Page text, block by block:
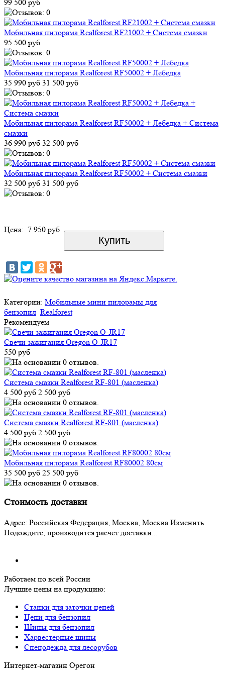
99 500 руб
Мобильная пилорама Realforest RF21002 + Система смазки
95 500 руб
Мобильная пилорама Realforest RF50002 + Лебедка
35 990 руб 31 500 руб
Мобильная пилорама Realforest RF50002 + Лебедка + Система
смазки
36 990 руб 32 500 руб
Мобильная пилорама Realforest RF50002 + Система смазки
32 500 руб 31 500 руб
Цена: 7 950 руб
Категории: Мобильные мини пилорамы для
бензопил Realforest
Рекомендуем
Свечи зажигания Oregon O-JR17
550 руб
Система смазки Realforest RF-801 (масленка)
4 500 руб 2 500 руб
Система смазки Realforest RF-801 (масленка)
4 500 руб 2 500 руб
Мобильная пилорама Realforest RF80002 80см
35 500 руб 25 500 руб
Стоимость доставки
Адрес: Российская Федерация, Москва, Москва Изменить
Подождите, производится расчет доставки...
Работаем по всей России
Лучшие цены на продукцию:
Станки для заточки цепей
Цепи для бензопил
Шины для бензопил
Харвестерные шины
Спецодежда для лесорубов
Интернет-магазин Орегон